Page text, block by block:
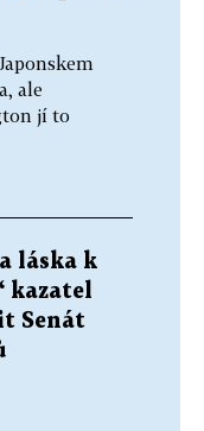
ale
jí to
láska k
kazatel
Senát